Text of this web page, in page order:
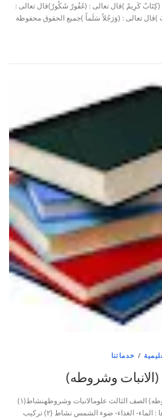
(كِتَابٌ كَرِيمٌ )قال تعالى : (غَفُورٌ شَكُورٌ)قال تعالى :
تعالى : (وَرَجُلاً سَلَماً )جميع الحقوق محفوظة
/ خدماتنا
وشروطه)
شرح الدرس الثالث (الانبات وشروطه) الصف الثالث علومالانبات وشروطهنشاط(١)
إرادة الحياة العوامل الواجب توافرها : الماء- الغذاء- ضوء الشمس نشاط (٢) تركيب